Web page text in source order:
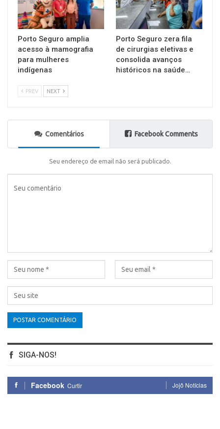
Porto Seguro amplia
acesso à mamografia
para mulheres
indígenas
Porto Seguro zera fila
de cirurgias eletivas e
consolida avanços
históricos na saúde…
PREV NEXT
Comentários Facebook Comments
Seu endereço de email não será publicado.
SIGA-NOS!
Facebook Curtir Jojô Notícias